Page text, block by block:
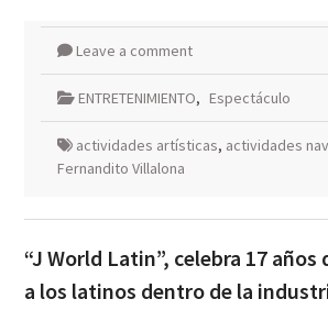
Leave a comment
ENTRETENIMIENTO, Espectáculo
actividades artísticas, actividades
Fernandito Villalona
“J World Latin”, celebra 17
a los latinos dentro de la